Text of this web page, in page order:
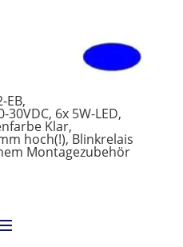
EB,
30VDC, 6x 5W-LED,
Klar,
hoch(!), Blinkrelais
Montagezubehör